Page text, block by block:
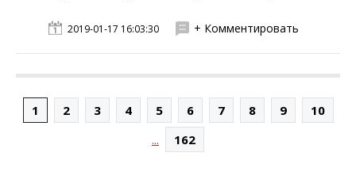
2019-01-17 16:03:30 + Комментировать
1 2 3 4 5 6 7 8 9
10
...
162